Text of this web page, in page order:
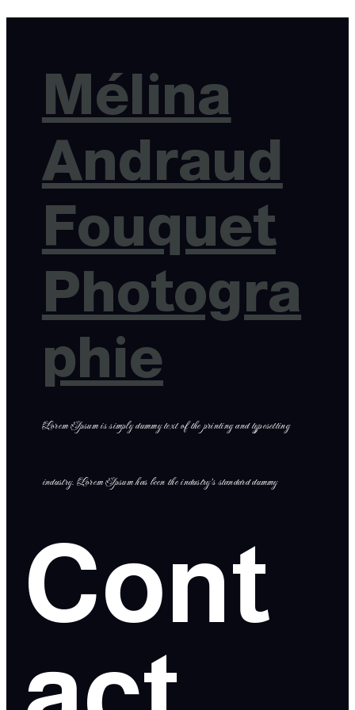
Mélina
Andraud
Fouquet
Photogra
phie
Lorem Ipsum is simply dummy text of the printing and typesetting
industry. Lorem Ipsum has been the industry’s standard dummy
Cont